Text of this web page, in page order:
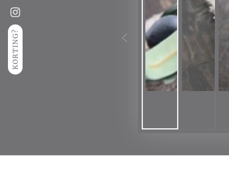
Instagram
KORTING?